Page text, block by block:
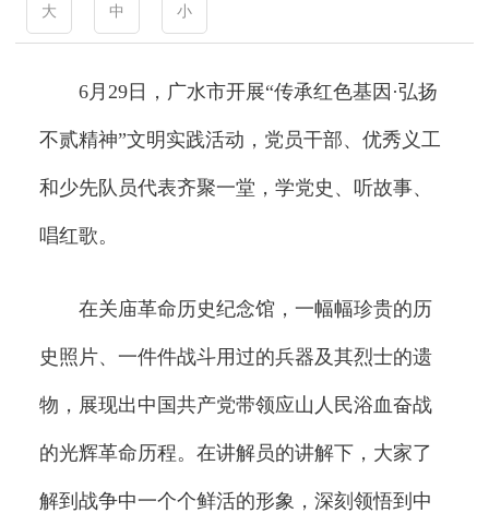
大 中 小
6月29日，广水市开展“传承红色基因·弘扬
不贰精神”文明实践活动，党员干部、优秀义工
和少先队员代表齐聚一堂，学党史、听故事、
唱红歌。
在关庙革命历史纪念馆，一幅幅珍贵的历
史照片、一件件战斗用过的兵器及其烈士的遗
物，展现出中国共产党带领应山人民浴血奋战
的光辉革命历程。在讲解员的讲解下，大家了
解到战争中一个个鲜活的形象，深刻领悟到中